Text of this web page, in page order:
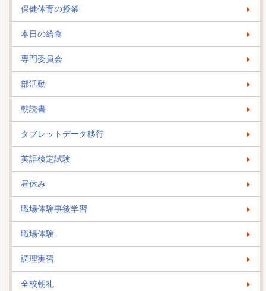
保健体育の授業
本日の給食
専門委員会
部活動
朝読書
タブレットデータ移行
英語検定試験
昼休み
職場体験事後学習
職場体験
調理実習
全校朝礼